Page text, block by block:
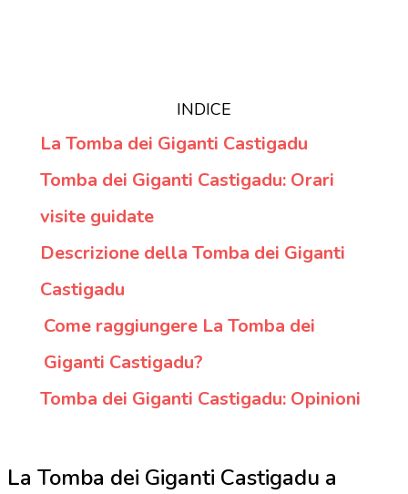
INDICE
La Tomba dei Giganti Castigadu
Tomba dei Giganti Castigadu: Orari
visite guidate
Descrizione della Tomba dei Giganti
Castigadu
Come raggiungere La Tomba dei
Giganti Castigadu?
Tomba dei Giganti Castigadu: Opinioni
La Tomba dei Giganti Castigadu a